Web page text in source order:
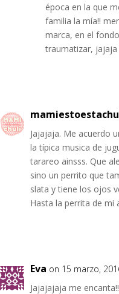
época en la que
familia la mía!!
marca, en el
traumatizar, jajaja
Jajajaja. Me acuerdo
la típica musica de
tarareo ainsss. Que
sino un perrito que
slata y tiene los ojos
Hasta la perrita de mi
Eva on 15 marzo,
Jajajajaja me